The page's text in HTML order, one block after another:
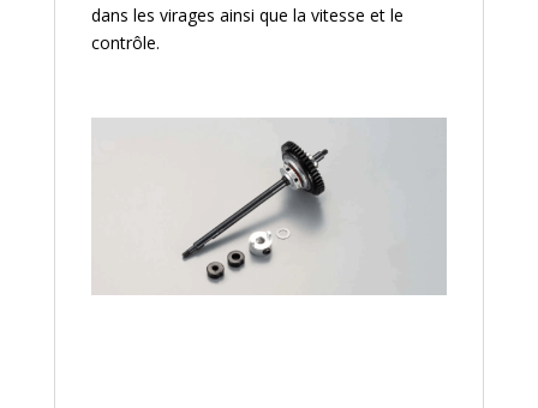
dans les virages ainsi que la vitesse et le
contrôle.